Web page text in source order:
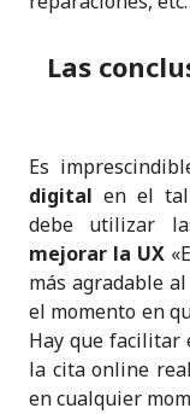
Las
Es
digital en el
debe utilizar
mejorar la UX
más agradable
el momento en
Hay que facilitar
la cita online
en cualquier